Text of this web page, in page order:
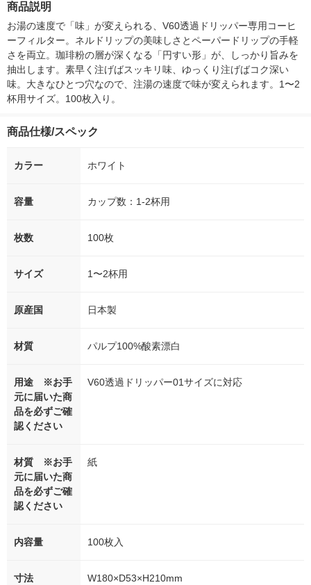
商品説明
お湯の速度で「味」が変えられる、V60透過ドリッパー専用コーヒ
ーフィルター。ネルドリップの美味しさとペーパードリップの手軽
さを両立。珈琲粉の層が深くなる「円すい形」が、しっかり旨みを
抽出します。素早く注げばスッキリ味、ゆっくり注げばコク深い
味。大きなひとつ穴なので、注湯の速度で味が変えられます。1〜2
杯用サイズ。100枚入り。
商品仕様/スペック
カラー ホワイト
容量 カップ数：1-2杯用
枚数 100枚
サイズ 1〜2杯用
原産国 日本製
材質 パルプ100%酸素漂白
用途 ※お手
元に届いた商
品を必ずご確
認ください
V60透過ドリッパー01サイズに対応
材質 ※お手
元に届いた商
品を必ずご確
認ください
紙
内容量 100枚入
寸法 W180×D53×H210mm